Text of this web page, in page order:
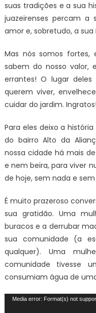
suas tradições e a sua
juazeirenses percam a
amor e, sobretudo, a
Mas nós somos fortes,
sabem do nosso valor,
errantes! O lugar
querem viver,
cuidar do jardim. Ingratos!
Para eles deixo a
do bairro Alto da
nossa cidade há mais
e nem beira, para viver
de hoje, sem nada e
É muito prazeroso
sua gratidão. Uma
buracos e a derrubar
sua comunidade (a
qualquer). Uma
comunidade tivesse
consumiam água de
Tocador
Media error: Format(s) not